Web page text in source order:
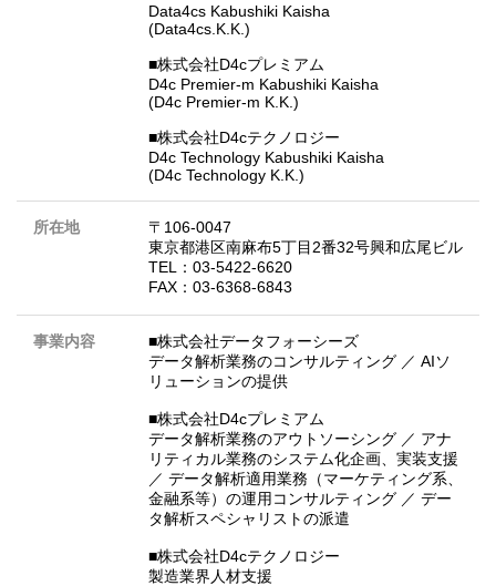
Data4cs Kabushiki Kaisha
(Data4cs.K.K.)
■株式会社D4cプレミアム
D4c Premier-m Kabushiki Kaisha
(D4c Premier-m K.K.)
■株式会社D4cテクノロジー
D4c Technology Kabushiki Kaisha
(D4c Technology K.K.)
所在地
〒106-0047
東京都港区南麻布5丁目2番32号興和広尾ビル
TEL：03-5422-6620
FAX：03-6368-6843
事業内容
■株式会社データフォーシーズ
データ解析業務のコンサルティング ／ AIソ
リューションの提供
■株式会社D4cプレミアム
データ解析業務のアウトソーシング ／ アナ
リティカル業務のシステム化企画、実装支援
／ データ解析適用業務（マーケティング系、
金融系等）の運用コンサルティング ／ デー
タ解析スペシャリストの派遣
■株式会社D4cテクノロジー
製造業界人材支援